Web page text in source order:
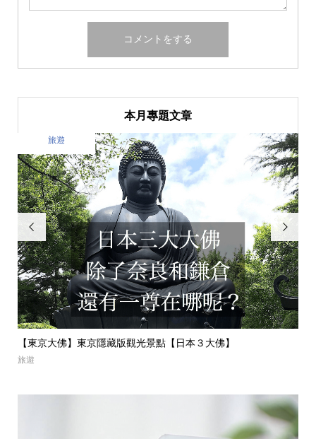
本月專題文章

“蒙布朗栗子蛋糕聖地“｜東京自由之丘必吃甜點【MONT-BL...
美食
美食
